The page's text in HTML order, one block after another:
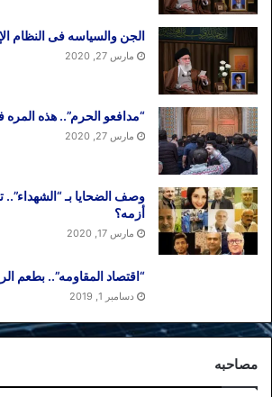
الجن والسیاسه فی النظام
مارس 27, 2020
“مدافعو الحرم”.. هذه المره
مارس 27, 2020
وصف الضحایا بـ
أزمه؟
مارس 17, 2020
“اقتصاد المقاومه”.. بطعم
دسامبر 1, 2019
مصاحبه